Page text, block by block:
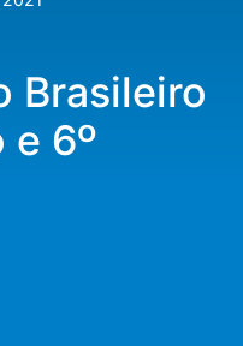
Brasileiro
e 6º